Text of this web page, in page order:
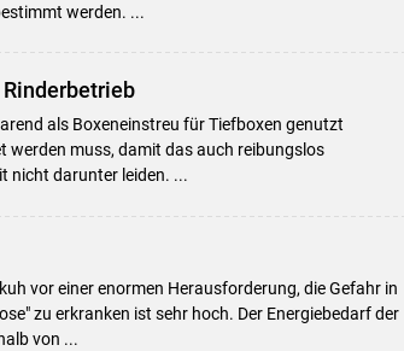
werden. ...
als Boxeneinstreu für Tiefboxen genutzt
werden muss, damit das auch reibungslos
nicht darunter leiden. ...
vor einer enormen Herausforderung, die Gefahr in
zu erkranken ist sehr hoch. Der Energiebedarf der
von ...